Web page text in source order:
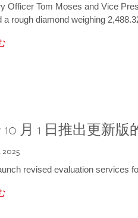
Officer Tom Moses and Vice
a rough diamond weighing
10 月 1 日推出更新
2025
revised evaluation services